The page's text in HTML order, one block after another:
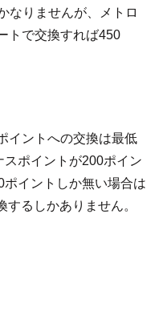
なりませんが、メトロ
トで交換すれば450
イントへの交換は最低
ポイントが200ポイン
ポイントしか無い場合は
るしかありません。